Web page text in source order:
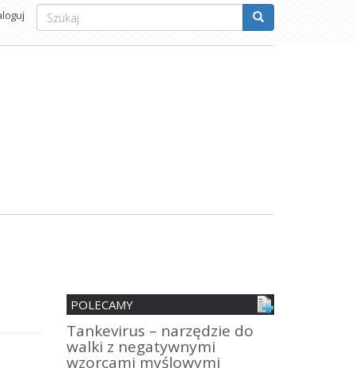
Formularz
wyszukiwania
Szukaj
POLECAMY
Tankevirus – narzędzie do
walki z negatywnymi
wzorcami myślowymi